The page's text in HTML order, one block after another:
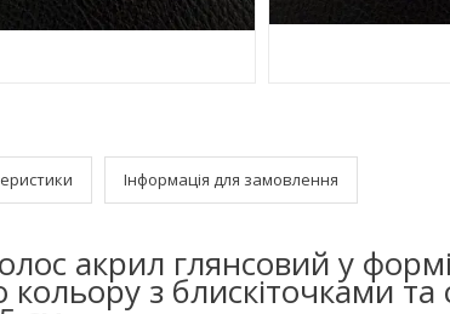
Інформація для замовлення
акрил глянсовий у
кольору з блискіточками та